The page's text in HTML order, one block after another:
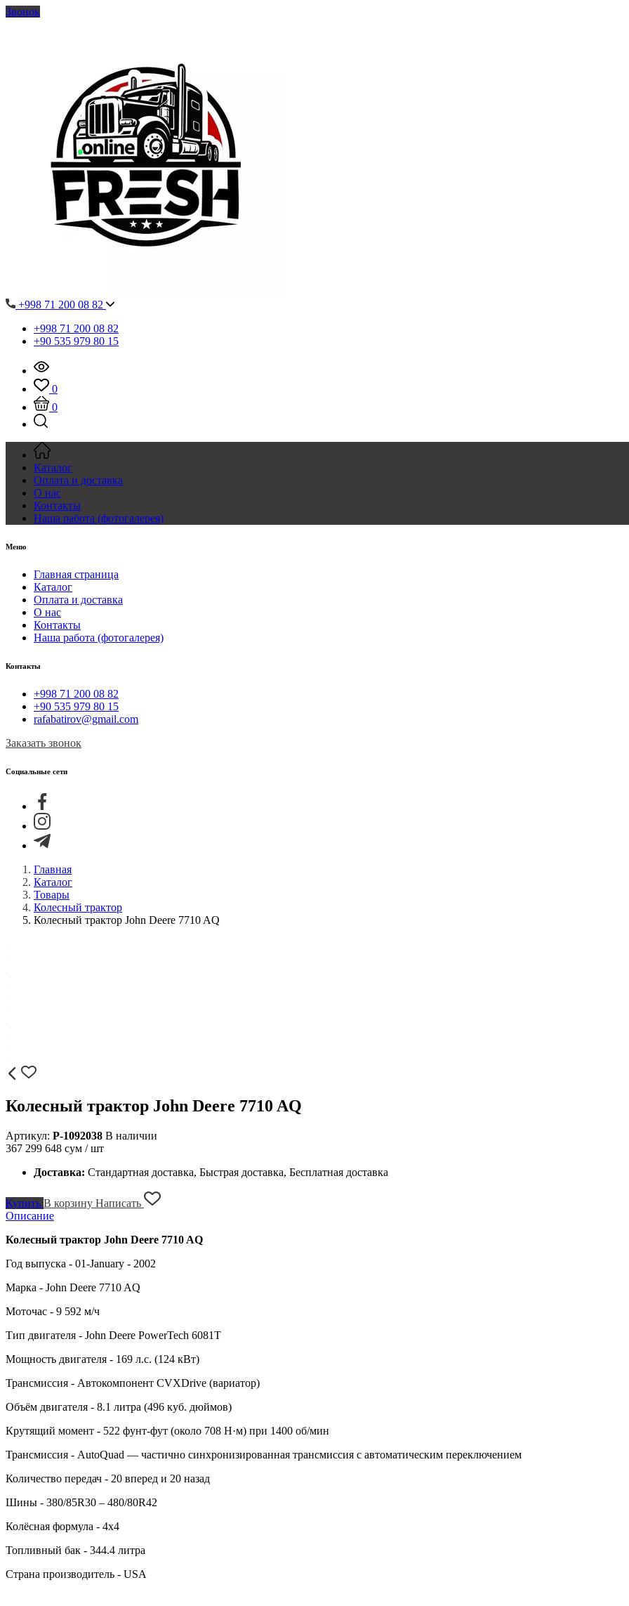
Звонок
+998 71 200 08 82
+998 71 200 08 82
+90 535 979 80 15
0
0
Каталог
Оплата и доставка
О нас
Контакты
Наша работа (фотогалерея)
Меню
Главная страница
Каталог
Оплата и доставка
О нас
Контакты
Наша работа (фотогалерея)
Контакты
+998 71 200 08 82
+90 535 979 80 15
rafabatirov@gmail.com
Заказать звонок
Социальные сети
Главная
Каталог
Товары
Колесный трактор
Колесный трактор John Deere 7710 AQ
Колесный трактор John Deere 7710 AQ
Артикул: P-1092038 В наличии
367 299 648 сум / шт
Доставка: Стандартная доставка, Быстрая доставка, Бесплатная доставка
Купить В корзину Написать
Описание
Колесный трактор John Deere 7710 AQ
Год выпуска - 01-January - 2002
Марка - John Deere 7710 AQ
Моточас - 9 592 м/ч
Тип двигателя - John Deere PowerTech 6081T
Мощность двигателя - 169 л.с. (124 кВт)
Трансмиссия - Автокомпонент CVXDrive (вариатор)
Объём двигателя - 8.1 литра (496 куб. дюймов)
Крутящий момент - 522 фунт-фут (около 708 Н·м) при 1400 об/мин
Трансмиссия - AutoQuad — частично синхронизированная трансмиссия с автоматическим переключением
Количество передач - 20 вперед и 20 назад
Шины - 380/85R30 – 480/80R42
Колёсная формула - 4х4
Топливный бак - 344.4 литра
Страна производитель - USA